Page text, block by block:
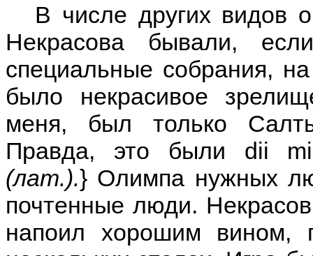
В числе других видов
Некрасова бывали,
специальные собрания,
было некрасивое
меня, был только
Правда, это были dii
(лат.).} Олимпа нужных
почтенные люди.
напоил хорошим вином,